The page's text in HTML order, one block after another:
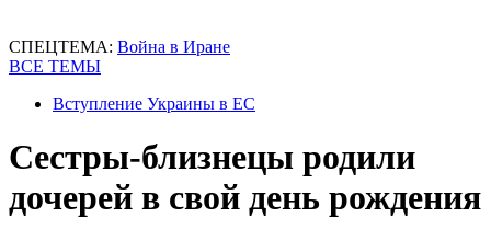
СПЕЦТЕМА: Война в Иране
ВСЕ ТЕМЫ
Вступление Украины в ЕС
Сестры-близнецы родили
дочерей в свой день рождения